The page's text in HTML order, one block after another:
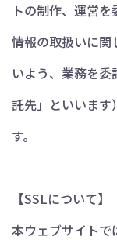
トの制作、運営
情報の取扱いに関
いよう、業務を
託先」といいます
す。
【SSLについて】
本ウェブサイトで